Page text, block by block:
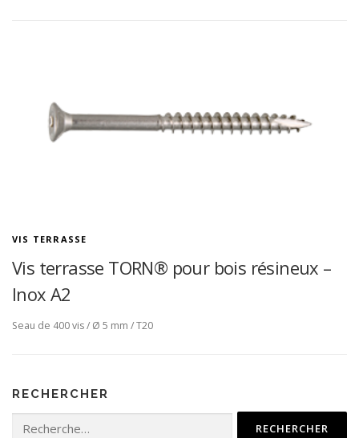
VIS TERRASSE
Vis terrasse TORN® pour bois résineux –
Inox A2
Seau de 400 vis / Ø 5 mm / T20
RECHERCHER